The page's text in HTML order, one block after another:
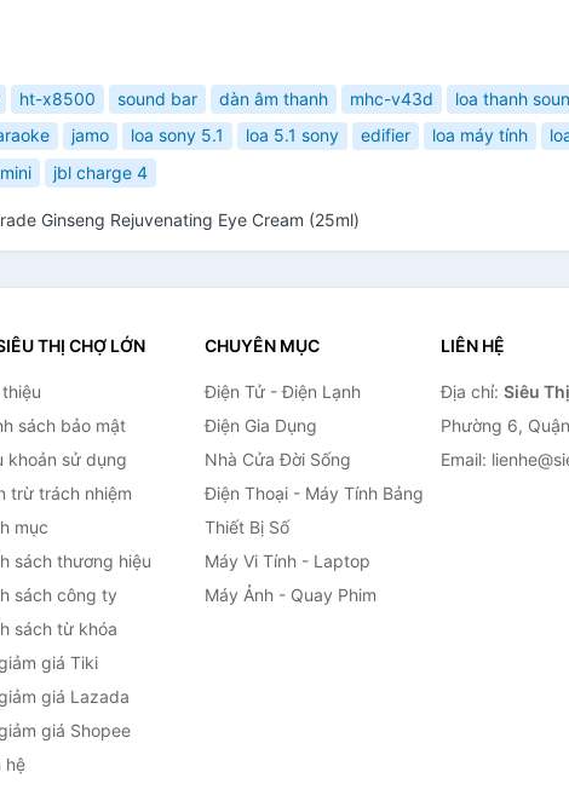
ht-x8500 sound bar dàn âm thanh mhc-v43d loa thanh
jamo loa sony 5.1 loa 5.1 sony edifier loa máy tính
jbl charge 4
Ginseng Rejuvenating Eye Cream (25ml)
THỊ CHỢ LỚN
thiệu
sách bảo mật
khoản sử dụng
trừ trách nhiệm
mục
sách thương hiệu
sách công ty
sách từ khóa
giá Tiki
giá Lazada
giá Shopee
hệ
CHUYÊN MỤC
Điện Tử - Điện Lạnh
Điện Gia Dụng
Nhà Cửa Đời Sống
Điện Thoại - Máy Tính Bảng
Thiết Bị Số
Máy Vi Tính - Laptop
Máy Ảnh - Quay Phim
LIÊN HỆ
Địa chỉ: Siêu
Phường 6,
Email: